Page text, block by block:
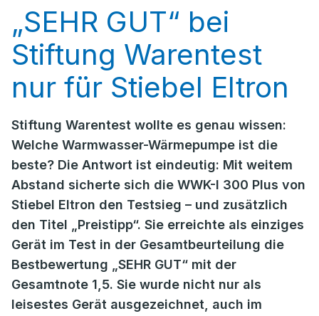
„SEHR GUT“ bei
Stiftung Warentest
nur für Stiebel Eltron
Stiftung Warentest wollte es genau wissen:
Welche Warmwasser-Wärmepumpe ist die
beste? Die Antwort ist eindeutig: Mit weitem
Abstand sicherte sich die WWK-I 300 Plus von
Stiebel Eltron den Testsieg – und zusätzlich
den Titel „Preistipp“. Sie erreichte als einziges
Gerät im Test in der Gesamtbeurteilung die
Bestbewertung „SEHR GUT“ mit der
Gesamtnote 1,5. Sie wurde nicht nur als
leisestes Gerät ausgezeichnet, auch im